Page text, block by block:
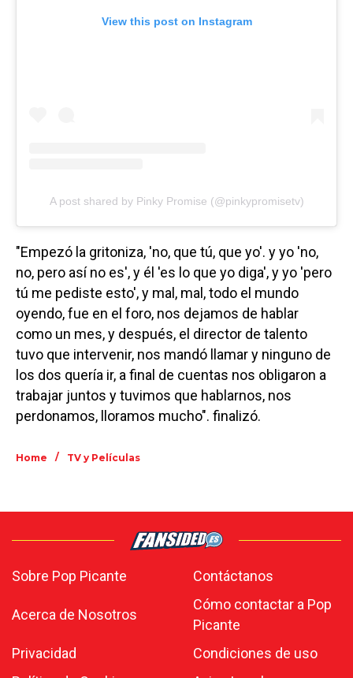
View this post on Instagram
A post shared by Pinky Promise (@pinkypromisetv)
"Empezó la gritoniza, 'no, que tú, que yo'. y yo 'no,
no, pero así no es', y él 'es lo que yo diga', y yo 'pero
tú me pediste esto', y mal, mal, todo el mundo
oyendo, fue en el foro, nos dejamos de hablar
como un mes, y después, el director de talento
tuvo que intervenir, nos mandó llamar y ninguno de
los dos quería ir, a final de cuentas nos obligaron a
trabajar juntos y tuvimos que hablarnos, nos
perdonamos, lloramos mucho". finalizó.
Home / TV y Películas
Sobre Pop Picante Contáctanos
Acerca de Nosotros
Cómo contactar a Pop
Picante
Privacidad
Condiciones de uso